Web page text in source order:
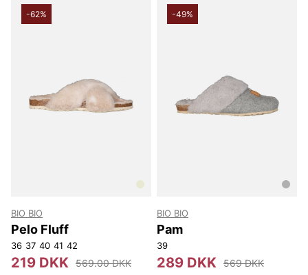
-62%
BIO BIO
Pelo Fluff
36 37 40 41 42
219 DKK 569.00 DKK
-49%
BIO BIO
Pam
39
289 DKK 569 DKK